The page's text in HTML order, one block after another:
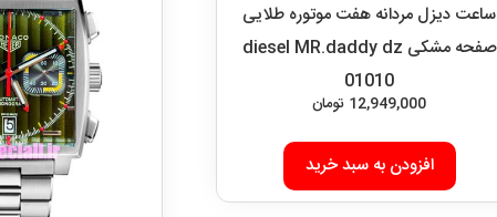
ساعت دیزل مردانه هفت موتوره طلایی
صفحه مشکی diesel MR.daddy dz
01010
12,949,000 تومان
افزودن به سبد خرید